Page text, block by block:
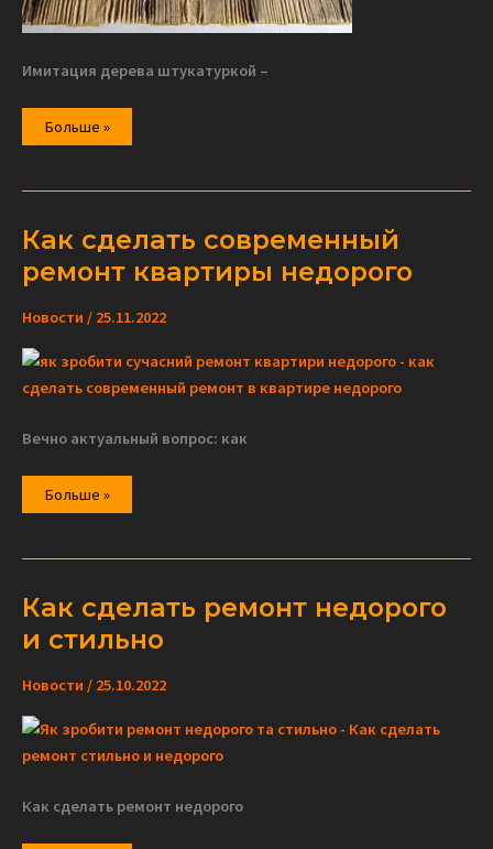
Имитация дерева штукатуркой –
Как
сделать
Больше »
Как сделать современный
ремонт квартиры недорого
Новости / 25.11.2022
Вечно актуальный вопрос: как
Как
сделать
квартиры
Больше »
Как сделать ремонт недорого
и стильно
Новости / 25.10.2022
Как сделать ремонт недорого